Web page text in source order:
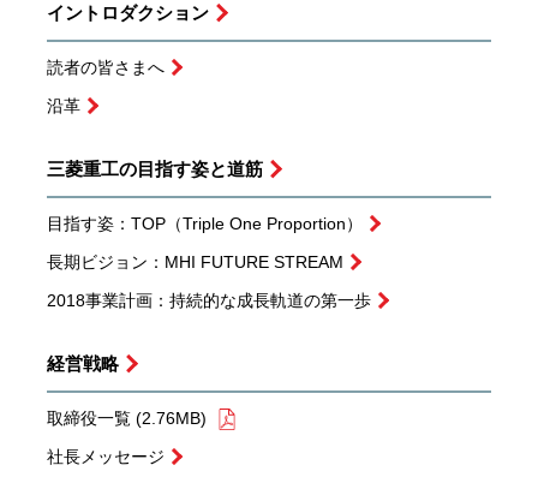
イントロダクション
読者の皆さまへ
沿革
三菱重工の目指す姿と道筋
目指す姿：TOP（Triple One Proportion）
長期ビジョン：MHI FUTURE STREAM
2018事業計画：持続的な成長軌道の第一歩
経営戦略
取締役一覧 (2.76MB)
社長メッセージ